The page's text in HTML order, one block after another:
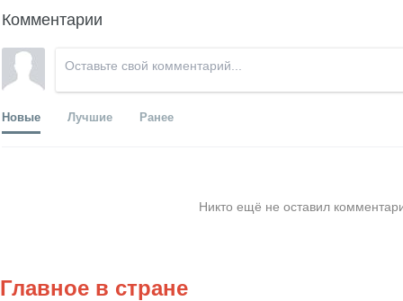
Комментарии
Новые Лучшие Ранее
Никто ещё не оставил
Главное в стране